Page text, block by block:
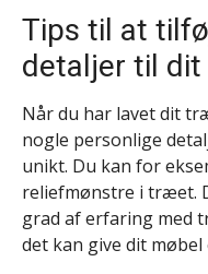
Tips til at
detaljer til
Når du har lavet dit
nogle personlige
unikt. Du kan for
reliefmønstre i træet.
grad af erfaring med
det kan give dit